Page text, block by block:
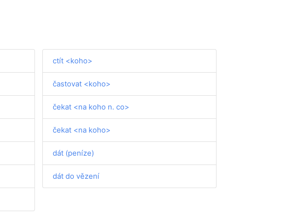
ctít <koho>
častovat <koho>
čekat <na koho n. co>
čekat <na koho>
dát (peníze)
dát do vězení